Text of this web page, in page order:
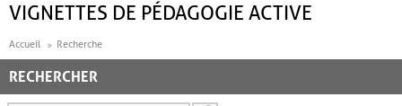
VIGNETTES DE PÉDAGOGIE ACTIVE
Accueil Recherche
RECHERCHER